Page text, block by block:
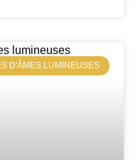
D'ÂMES LUMINEUSES